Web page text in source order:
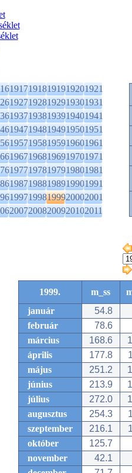
19171918191919201921
19271928192919301931
19371938193919401941
19471948194919501951
19571958195919601961
19671968196919701971
19771978197919801981
19871988198919901991
19971998199920002001
20072008200920102011
1999. m_ss
január
54.8
február
78.6
március
168.6
április
177.8
május
251.2
június
213.9
július
272.0
augusztus
254.3
szeptember
216.1
október
125.7
november
42.1